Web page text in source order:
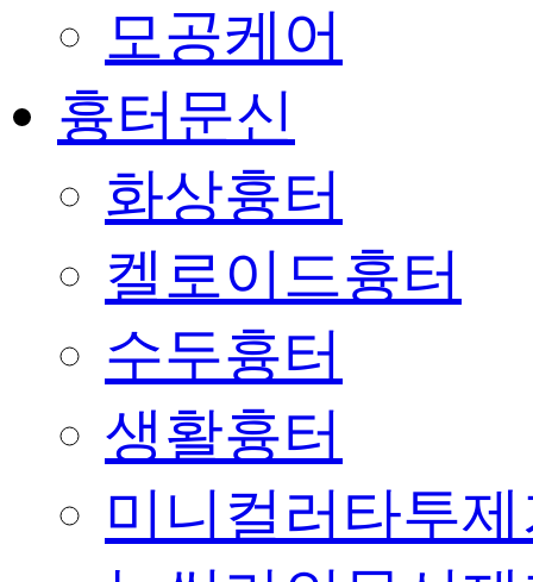
모공케어
흉터문신
화상흉터
켈로이드흉터
수두흉터
생활흉터
미니컬러타투